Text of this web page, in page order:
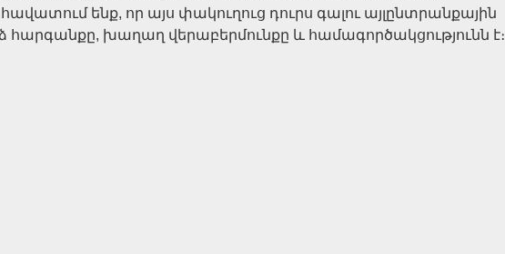
ենք, որ այս փակուղուց դուրս գալու այլընտրանքային
խաղաղ վերաբերմունքը և համագործակցությունն է։